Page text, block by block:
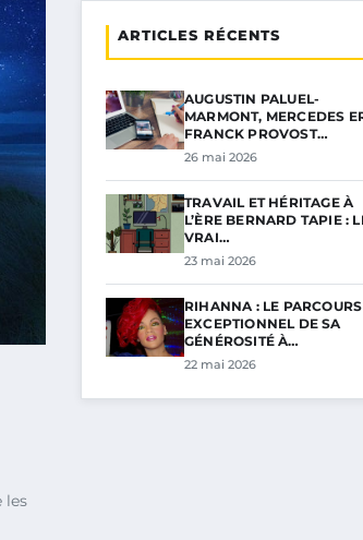
les
ARTICLES RÉCENTS
AUGUSTIN PALUEL-
MARMONT, MERCEDES
FRANCK PROVOST…
26 mai 2026
TRAVAIL ET HÉRITAGE À
L’ÈRE BERNARD TAPIE :
VRAI…
23 mai 2026
RIHANNA : LE PARCOURS
EXCEPTIONNEL DE SA
GÉNÉROSITÉ À…
22 mai 2026